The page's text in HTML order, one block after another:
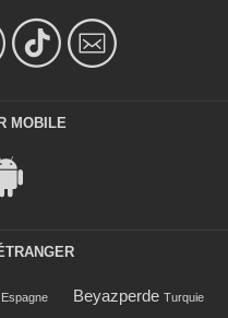
MOBILE
Espagne Beyazperde Turquie